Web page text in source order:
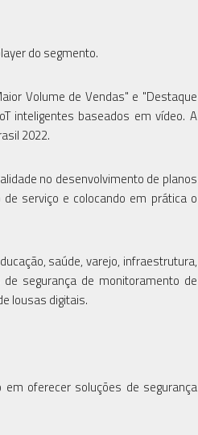
do segmento.
Volume de Vendas" e "Destaque
inteligentes baseados em vídeo. A
2022.
no desenvolvimento de planos
serviço e colocando em prática o
saúde, varejo, infraestrutura,
segurança de monitoramento de
lousas digitais.
em oferecer soluções de segurança